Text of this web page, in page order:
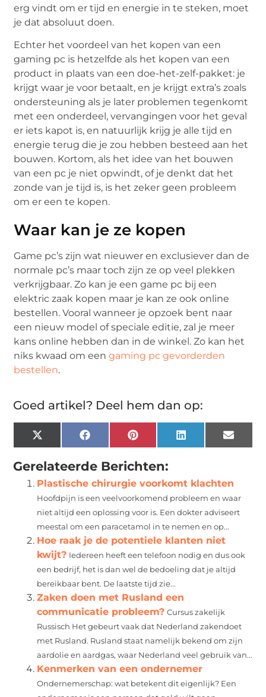
erg vindt om er tijd en energie in te steken, moet
je dat absoluut doen.
Echter het voordeel van het kopen van een
gaming pc is hetzelfde als het kopen van een
product in plaats van een doe-het-zelf-pakket: je
krijgt waar je voor betaalt, en je krijgt extra’s zoals
ondersteuning als je later problemen tegenkomt
met een onderdeel, vervangingen voor het geval
er iets kapot is, en natuurlijk krijg je alle tijd en
energie terug die je zou hebben besteed aan het
bouwen. Kortom, als het idee van het bouwen
van een pc je niet opwindt, of je denkt dat het
zonde van je tijd is, is het zeker geen probleem
om er een te kopen.
Waar kan je ze kopen
Game pc’s zijn wat nieuwer en exclusiever dan de
normale pc’s maar toch zijn ze op veel plekken
verkrijgbaar. Zo kan je een game pc bij een
elektric zaak kopen maar je kan ze ook online
bestellen. Vooral wanneer je opzoek bent naar
een nieuw model of speciale editie, zal je meer
kans online hebben dan in de winkel. Zo kan het
niks kwaad om eengaming pc gevorderden
bestellen.
Goed artikel? Deel hem dan op:
X
(Twitter)
FacebookPinterest LinkedIn Email
Gerelateerde Berichten:
Plastische chirurgie voorkomt klachten
Hoofdpijn is een veelvoorkomend probleem en waar
niet altijd een oplossing voor is. Een dokter adviseert
meestal om een paracetamol in te nemen en op...
Hoe raak je de potentiele klanten niet
kwijt? Iedereen heeft een telefoon nodig en dus ook
een bedrijf, het is dan wel de bedoeling dat je altijd
bereikbaar bent. De laatste tijd zie...
Zaken doen met Rusland een
communicatie probleem? Cursus zakelijk
Russisch Het gebeurt vaak dat Nederland zakendoet
met Rusland. Rusland staat namelijk bekend om zijn
aardolie en aardgas, waar Nederland veel gebruik van...
Kenmerken van een ondernemer
Ondernemerschap: wat betekent dit eigenlijk? Een